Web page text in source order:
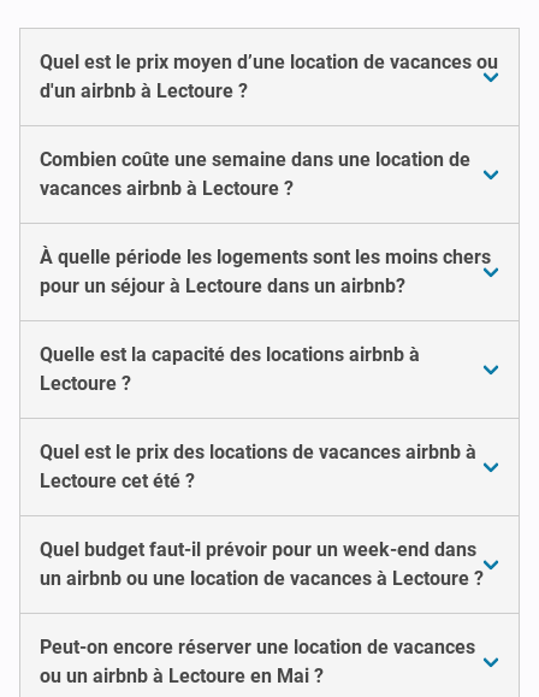
Quel est le prix moyen d’une location de vacances ou
d'un airbnb à Lectoure ?
Combien coûte une semaine dans une location de
vacances airbnb à Lectoure ?
À quelle période les logements sont les moins chers
pour un séjour à Lectoure dans un airbnb?
Quelle est la capacité des locations airbnb à
Lectoure ?
Quel est le prix des locations de vacances airbnb à
Lectoure cet été ?
Quel budget faut-il prévoir pour un week-end dans
un airbnb ou une location de vacances à Lectoure ?
Peut-on encore réserver une location de vacances
ou un airbnb à Lectoure en Mai ?